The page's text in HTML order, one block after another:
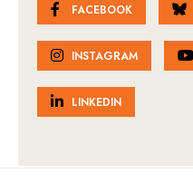
FACEBOOK
INSTAGRAM
LINKEDIN